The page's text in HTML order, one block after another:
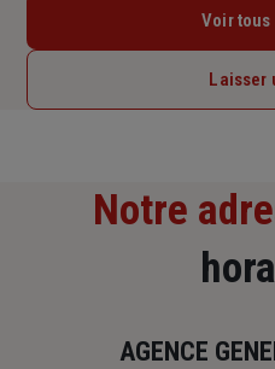
Voir
Laisser
Notre
AGENCE